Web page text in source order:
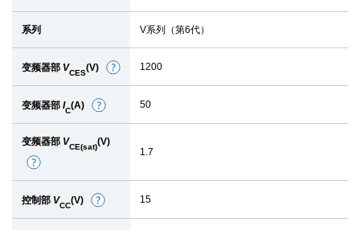
系列 V系列（第6代）
变频器部 VCES(V)
细
节
1200
变频器部 IC(A)
细
节
50
变频器部 VCE(sat)(V)
细
节
1.7
控制部 VCC(V)
细
节
15